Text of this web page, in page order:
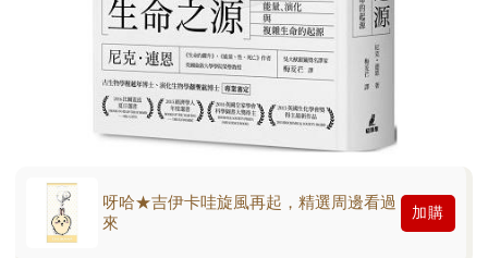
呀哈★吉伊卡哇旋風再起，精選周邊看過
來
加購